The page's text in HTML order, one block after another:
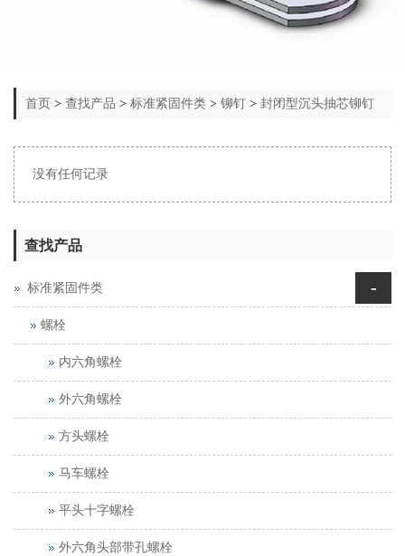
首页 > 查找产品 > 标准紧固件类 > 铆钉 > 封闭型沉头抽芯铆钉
没有任何记录
查找产品
标准紧固件类 -
螺栓
内六角螺栓
外六角螺栓
方头螺栓
马车螺栓
平头十字螺栓
外六角头部带孔螺栓